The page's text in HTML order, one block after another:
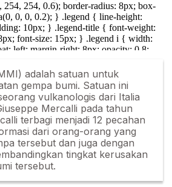
adalah satuan untuk
gempa bumi. Satuan ini
vulkanologis dari Italia
Mercalli pada tahun
terbagi menjadi 12 pecahan
dari orang-orang yang
tersebut dan juga dengan
tingkat kerusakan
tersebut.